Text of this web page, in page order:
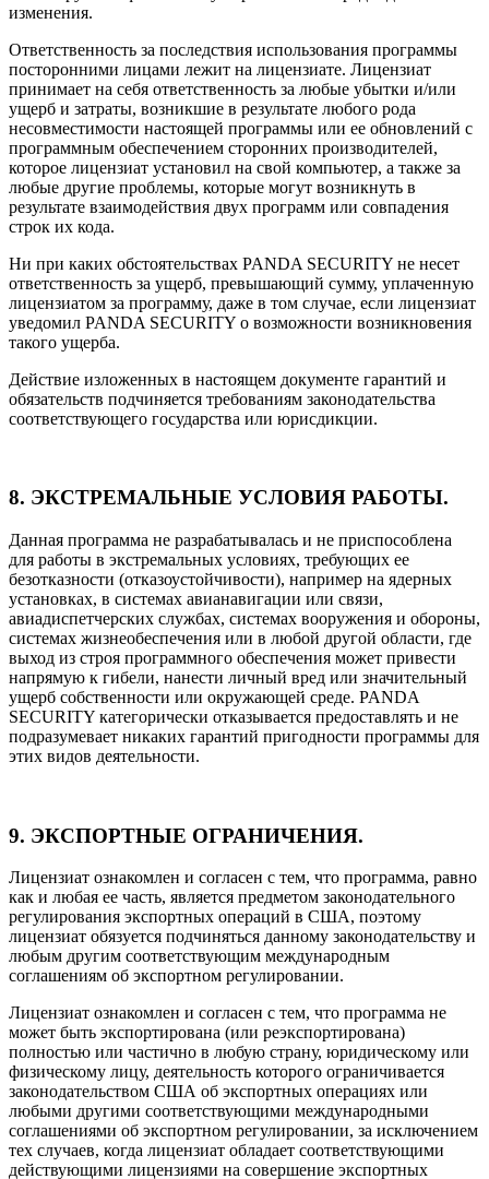
изменения.
Ответственность за последствия использования программы
посторонними лицами лежит на лицензиате. Лицензиат
принимает на себя ответственность за любые убытки и/или
ущерб и затраты, возникшие в результате любого рода
несовместимости настоящей программы или ее обновлений с
программным обеспечением сторонних производителей,
которое лицензиат установил на свой компьютер, а также за
любые другие проблемы, которые могут возникнуть в
результате взаимодействия двух программ или совпадения
строк их кода.
Ни при каких обстоятельствах PANDA SECURITY не несет
ответственность за ущерб, превышающий сумму, уплаченную
лицензиатом за программу, даже в том случае, если лицензиат
уведомил PANDA SECURITY о возможности возникновения
такого ущерба.
Действие изложенных в настоящем документе гарантий и
обязательств подчиняется требованиям законодательства
соответствующего государства или юрисдикции.
8. ЭКСТРЕМАЛЬНЫЕ УСЛОВИЯ РАБОТЫ.
Данная программа не разрабатывалась и не приспособлена
для работы в экстремальных условиях, требующих ее
безотказности (отказоустойчивости), например на ядерных
установках, в системах авианавигации или связи,
авиадиспетчерских службах, системах вооружения и обороны,
системах жизнеобеспечения или в любой другой области, где
выход из строя программного обеспечения может привести
напрямую к гибели, нанести личный вред или значительный
ущерб собственности или окружающей среде. PANDA
SECURITY категорически отказывается предоставлять и не
подразумевает никаких гарантий пригодности программы для
этих видов деятельности.
9. ЭКСПОРТНЫЕ ОГРАНИЧЕНИЯ.
Лицензиат ознакомлен и согласен с тем, что программа, равно
как и любая ее часть, является предметом законодательного
регулирования экспортных операций в США, поэтому
лицензиат обязуется подчиняться данному законодательству и
любым другим соответствующим международным
соглашениям об экспортном регулировании.
Лицензиат ознакомлен и согласен с тем, что программа не
может быть экспортирована (или реэкспортирована)
полностью или частично в любую страну, юридическому или
физическому лицу, деятельность которого ограничивается
законодательством США об экспортных операциях или
любыми другими соответствующими международными
соглашениями об экспортном регулировании, за исключением
тех случаев, когда лицензиат обладает соответствующими
действующими лицензиями на совершение экспортных